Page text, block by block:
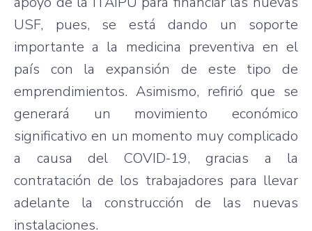
USF, pues, se está dando un soporte
importante a la medicina preventiva en el
país con la expansión de este tipo de
emprendimientos. Asimismo, refirió que se
generará un movimiento económico
significativo en un momento muy complicado
a causa del COVID-19, gracias a la
contratación de los trabajadores para llevar
adelante la construcción de las nuevas
instalaciones.